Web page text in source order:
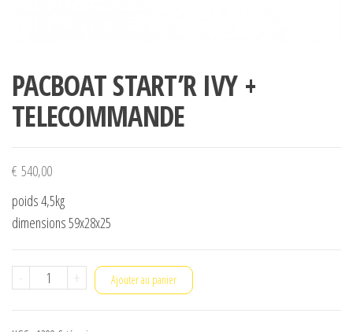
PACBOAT START’R IVY +
TELECOMMANDE
€ 540,00
poids 4,5kg
dimensions 59x28x25
-
quantité+ Ajouter au panier